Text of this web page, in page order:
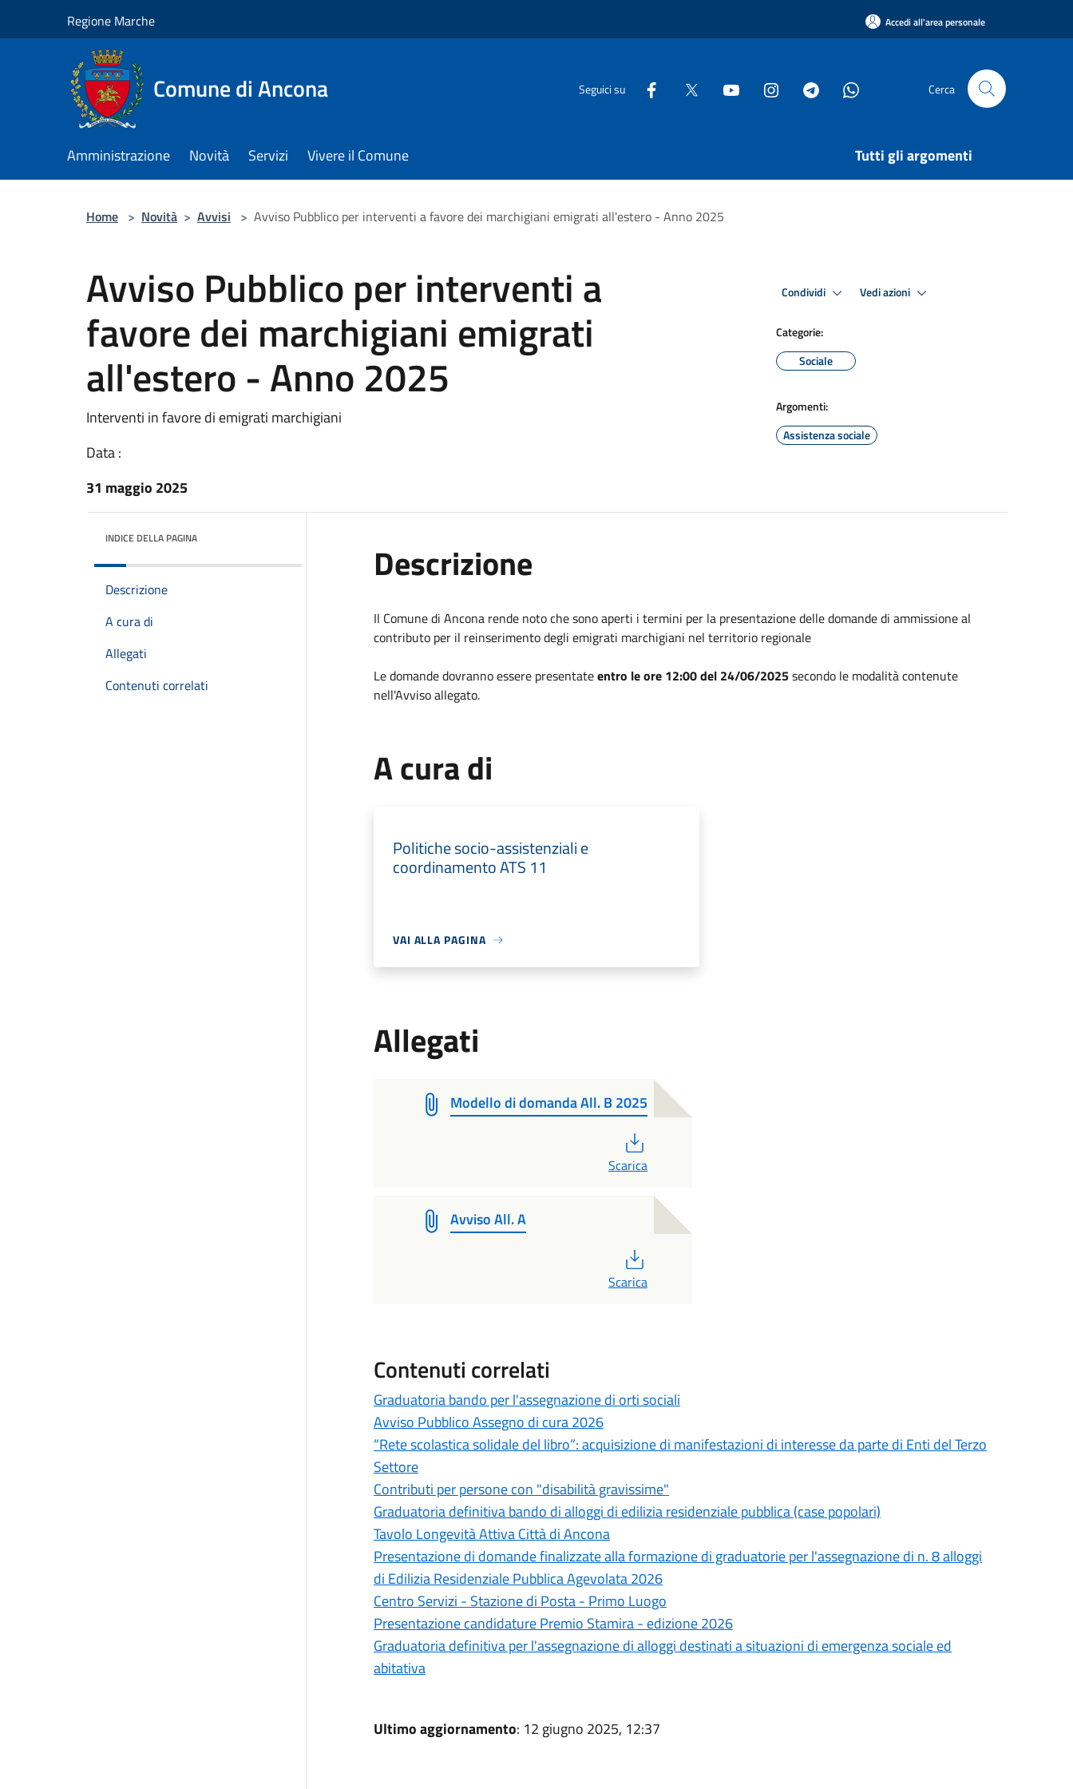
Regione Marche Accedi all'area personale
Comune di Ancona Seguici su Cerca
Amministrazione Novità Servizi Vivere il Comune Tutti gli argomenti
Home > Novità > Avvisi > Avviso Pubblico per interventi a favore dei marchigiani emigrati all'estero - Anno 2025
Avviso Pubblico per interventi a
favore dei marchigiani emigrati
all'estero - Anno 2025
Interventi in favore di emigrati marchigiani
Data :
31 maggio 2025
Condividi Vedi azioni
Categorie:
Sociale
Argomenti:
Assistenza sociale
INDICE DELLA PAGINA
Descrizione
A cura di
Allegati
Contenuti correlati
Descrizione
Il Comune di Ancona rende noto che sono aperti i termini per la presentazione delle domande di ammissione al
contributo per il reinserimento degli emigrati marchigiani nel territorio regionale
Le domande dovranno essere presentateentro le ore 12:00 del 24/06/2025secondo le modalità contenute
nell'Avviso allegato.
A cura di
Politiche socio-assistenziali e
coordinamento ATS 11
VAI ALLA PAGINA
Allegati
Modello di domanda All. B 2025
Scarica
Avviso All. A
Scarica
Contenuti correlati
Graduatoria bando per l'assegnazione di orti sociali
Avviso Pubblico Assegno di cura 2026
“Rete scolastica solidale del libro”: acquisizione di manifestazioni di interesse da parte di Enti del Terzo
Settore
Contributi per persone con "disabilità gravissime"
Graduatoria definitiva bando di alloggi di edilizia residenziale pubblica (case popolari)
Tavolo Longevità Attiva Città di Ancona
Presentazione di domande finalizzate alla formazione di graduatorie per l'assegnazione di n. 8 alloggi
di Edilizia Residenziale Pubblica Agevolata 2026
Centro Servizi - Stazione di Posta - Primo Luogo
Presentazione candidature Premio Stamira - edizione 2026
Graduatoria definitiva per l'assegnazione di alloggi destinati a situazioni di emergenza sociale ed
abitativa
Ultimo aggiornamento: 12 giugno 2025, 12:37